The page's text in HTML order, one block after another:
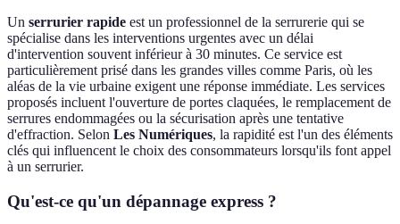
Un serrurier rapide est un professionnel de la serrurerie qui se
spécialise dans les interventions urgentes avec un délai
d'intervention souvent inférieur à 30 minutes. Ce service est
particulièrement prisé dans les grandes villes comme Paris, où les
aléas de la vie urbaine exigent une réponse immédiate. Les services
proposés incluent l'ouverture de portes claquées, le remplacement de
serrures endommagées ou la sécurisation après une tentative
d'effraction. Selon Les Numériques, la rapidité est l'un des éléments
clés qui influencent le choix des consommateurs lorsqu'ils font appel
à un serrurier.
Qu'est-ce qu'un dépannage express ?